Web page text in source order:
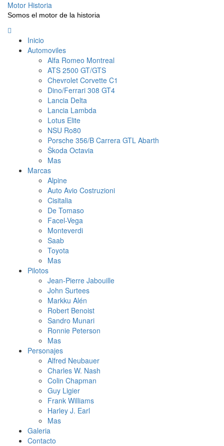
SaltarMotor Historia
Somos el motor de la historia
principal
Inicio
Automoviles
Alfa Romeo Montreal
ATS 2500 GT/GTS
Chevrolet Corvette C1
Dino/Ferrari 308 GT4
Lancia Delta
Lancia Lambda
Lotus Elite
NSU Ro80
Porsche 356/B Carrera GTL Abarth
Škoda Octavia
Mas
Marcas
Alpine
Auto Avio Costruzioni
Cisitalia
De Tomaso
Facel-Vega
Monteverdi
Saab
Toyota
Mas
Pilotos
Jean-Pierre Jabouille
John Surtees
Markku Alén
Robert Benoist
Sandro Munari
Ronnie Peterson
Mas
Personajes
Alfred Neubauer
Charles W. Nash
Colin Chapman
Guy Ligier
Frank Williams
Harley J. Earl
Mas
Galeria
Contacto